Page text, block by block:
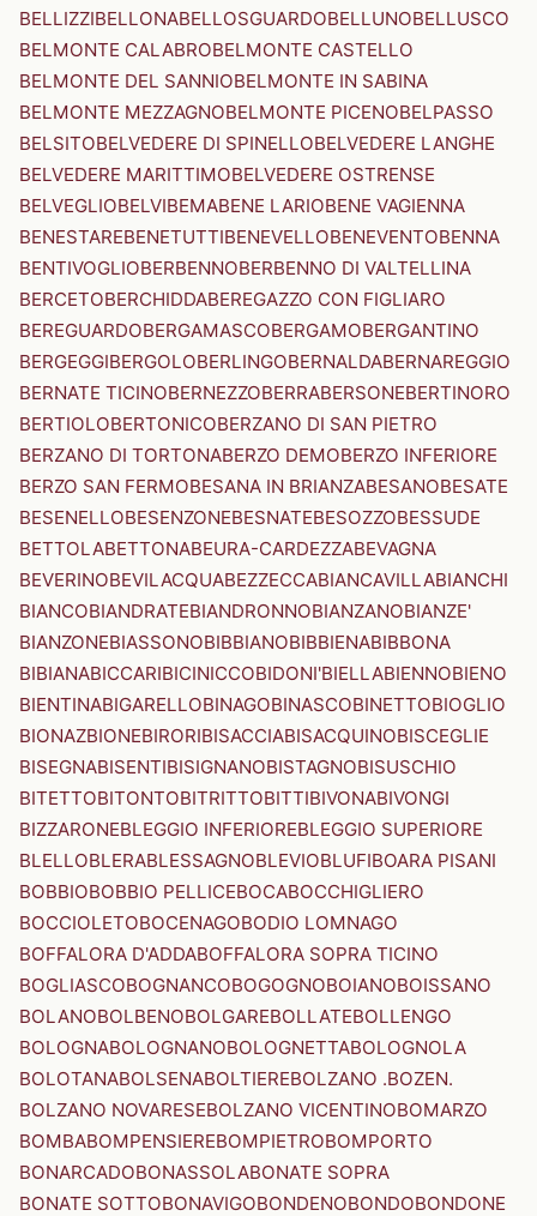
BELLIZZIBELLONABELLOSGUARDOBELLUNOBELLUSCO
BELMONTE CALABROBELMONTE CASTELLO
BELMONTE DEL SANNIOBELMONTE IN SABINA
BELMONTE MEZZAGNOBELMONTE PICENOBELPASSO
BELSITOBELVEDERE DI SPINELLOBELVEDERE LANGHE
BELVEDERE MARITTIMOBELVEDERE OSTRENSE
BELVEGLIOBELVIBEMABENE LARIOBENE VAGIENNA
BENESTAREBENETUTTIBENEVELLOBENEVENTOBENNA
BENTIVOGLIOBERBENNOBERBENNO DI VALTELLINA
BERCETOBERCHIDDABEREGAZZO CON FIGLIARO
BEREGUARDOBERGAMASCOBERGAMOBERGANTINO
BERGEGGIBERGOLOBERLINGOBERNALDABERNAREGGIO
BERNATE TICINOBERNEZZOBERRABERSONEBERTINORO
BERTIOLOBERTONICOBERZANO DI SAN PIETRO
BERZANO DI TORTONABERZO DEMOBERZO INFERIORE
BERZO SAN FERMOBESANA IN BRIANZABESANOBESATE
BESENELLOBESENZONEBESNATEBESOZZOBESSUDE
BETTOLABETTONABEURA-CARDEZZABEVAGNA
BEVERINOBEVILACQUABEZZECCABIANCAVILLABIANCHI
BIANCOBIANDRATEBIANDRONNOBIANZANOBIANZE'
BIANZONEBIASSONOBIBBIANOBIBBIENABIBBONA
BIBIANABICCARIBICINICCOBIDONI'BIELLABIENNOBIENO
BIENTINABIGARELLOBINAGOBINASCOBINETTOBIOGLIO
BIONAZBIONEBIRORIBISACCIABISACQUINOBISCEGLIE
BISEGNABISENTIBISIGNANOBISTAGNOBISUSCHIO
BITETTOBITONTOBITRITTOBITTIBIVONABIVONGI
BIZZARONEBLEGGIO INFERIOREBLEGGIO SUPERIORE
BLELLOBLERABLESSAGNOBLEVIOBLUFIBOARA PISANI
BOBBIOBOBBIO PELLICEBOCABOCCHIGLIERO
BOCCIOLETOBOCENAGOBODIO LOMNAGO
BOFFALORA D'ADDABOFFALORA SOPRA TICINO
BOGLIASCOBOGNANCOBOGOGNOBOIANOBOISSANO
BOLANOBOLBENOBOLGAREBOLLATEBOLLENGO
BOLOGNABOLOGNANOBOLOGNETTABOLOGNOLA
BOLOTANABOLSENABOLTIEREBOLZANO .BOZEN.
BOLZANO NOVARESEBOLZANO VICENTINOBOMARZO
BOMBABOMPENSIEREBOMPIETROBOMPORTO
BONARCADOBONASSOLABONATE SOPRA
BONATE SOTTOBONAVIGOBONDENOBONDOBONDONE